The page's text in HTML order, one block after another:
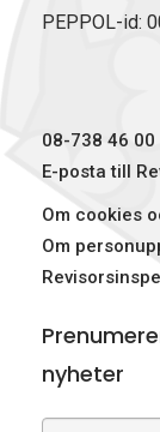
PEPPOL-id:
08-738 46 00
E-posta till
Om cookies
Om
nyheter